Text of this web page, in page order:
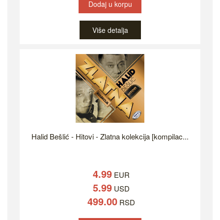
Dodaj u korpu
Više detalja
Halid Bešlić - Hitovi - Zlatna kolekcija [kompilac...
4.99 EUR
5.99 USD
499.00 RSD